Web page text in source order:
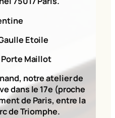
Etoile
Porte Maillot
notre atelier de
dans le 17e (proche
de Paris, entre la
de Triomphe.